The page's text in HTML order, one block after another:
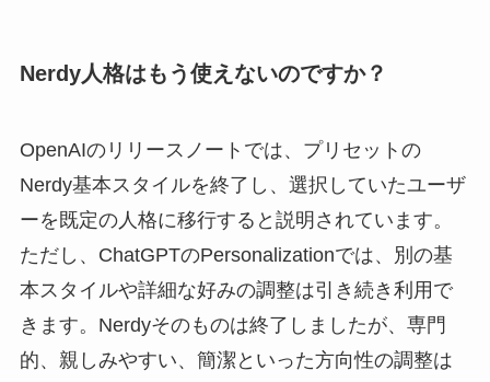
Nerdy人格はもう使えないのですか？
OpenAIのリリースノートでは、プリセットの
Nerdy基本スタイルを終了し、選択していたユーザ
ーを既定の人格に移行すると説明されています。
ただし、ChatGPTのPersonalizationでは、別の基
本スタイルや詳細な好みの調整は引き続き利用で
きます。Nerdyそのものは終了しましたが、専門
的、親しみやすい、簡潔といった方向性の調整は